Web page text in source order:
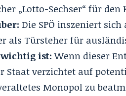
„Lotto-Sechser“ für den
Die SPÖ inszeniert
als Türsteher für
ist:Wenn dieser
Staat verzichtet auf
Monopol zu